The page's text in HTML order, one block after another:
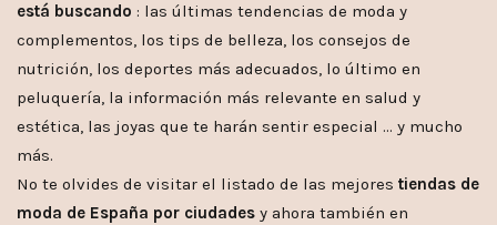
está buscando : las últimas tendencias de moda y
complementos, los tips de belleza, los consejos de
nutrición, los deportes más adecuados, lo último en
peluquería, la información más relevante en salud y
estética, las joyas que te harán sentir especial … y mucho
más.
No te olvides de visitar el listado de las mejores tiendas de
moda de España por ciudades y ahora también en